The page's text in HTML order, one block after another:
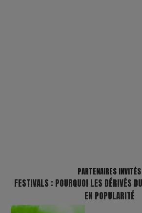
PARTENAIRES INVITÉS
FESTIVALS : POURQUOI LES DÉRIVÉS
EN POPULARITÉ